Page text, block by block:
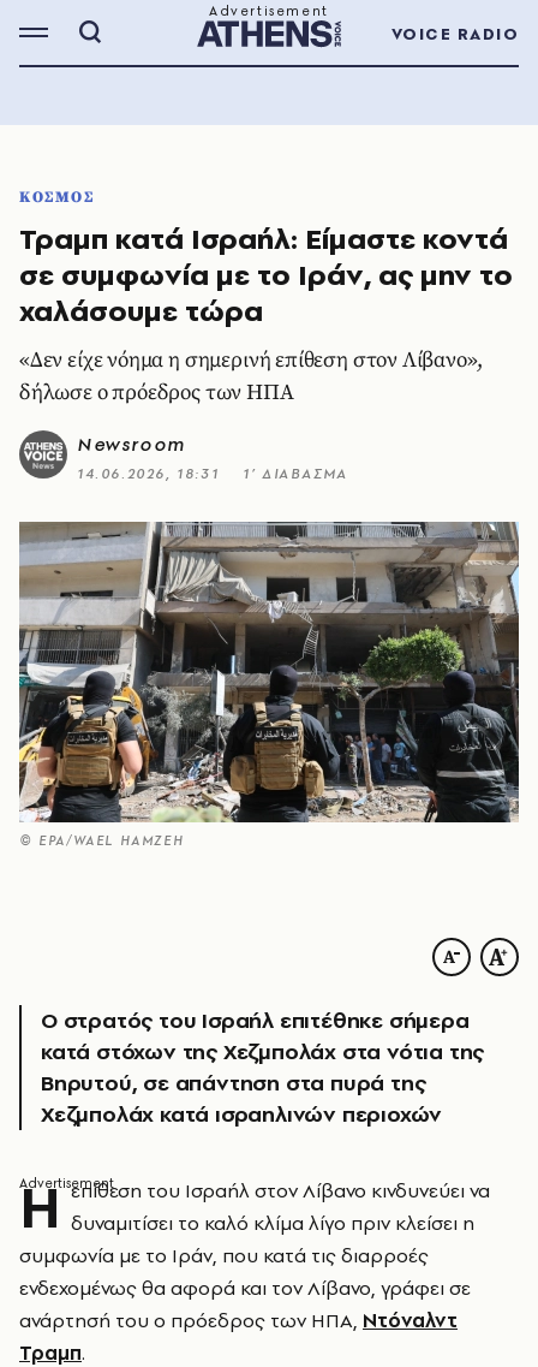
VOICE RADIO
ΚΟΣΜΟΣ
Τραμπ κατά Ισραήλ: Είμαστε κοντά
σε συμφωνία με το Ιράν, ας μην το
χαλάσουμε τώρα
«Δεν είχε νόημα η σημερινή επίθεση στον Λίβανο»,
δήλωσε ο πρόεδρος των ΗΠΑ
Newsroom
14.06.2026, 18:31 1’ ΔΙΑΒΑΣΜΑ
© ΕΡΑ/WAEL HAMZEH
Ο στρατός του Ισραήλ επιτέθηκε σήμερα
κατά στόχων της Χεζμπολάχ στα νότια της
Βηρυτού, σε απάντηση στα πυρά της
Χεζμπολάχ κατά ισραηλινών περιοχών
Η επίθεση του Ισραήλ στον Λίβανο κινδυνεύει να
δυναμιτίσει το καλό κλίμα λίγο πριν κλείσει η
συμφωνία με το Ιράν, που κατά τις διαρροές
ενδεχομένως θα αφορά και τον Λίβανο, γράφει σε
ανάρτησή του ο πρόεδρος των ΗΠΑ, Ντόναλντ
Τραμπ.